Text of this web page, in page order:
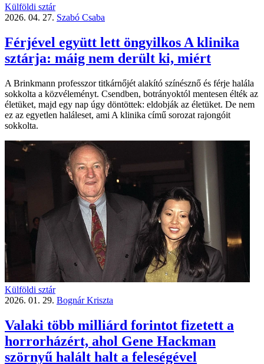
Külföldi sztár
2026. 04. 27. Szabó Csaba
Férjével együtt lett öngyilkos A klinika
sztárja: máig nem derült ki, miért
A Brinkmann professzor titkárnőjét alakító színésznő és férje halála
sokkolta a közvéleményt. Csendben, botrányoktól mentesen élték az
életüket, majd egy nap úgy döntöttek: eldobják az életüket. De nem
ez az egyetlen haláleset, ami A klinika című sorozat rajongóit
sokkolta.
Külföldi sztár
2026. 01. 29. Bognár Kriszta
Valaki több milliárd forintot fizetett a
horrorházért, ahol Gene Hackman
szörnyű halált halt a feleségével